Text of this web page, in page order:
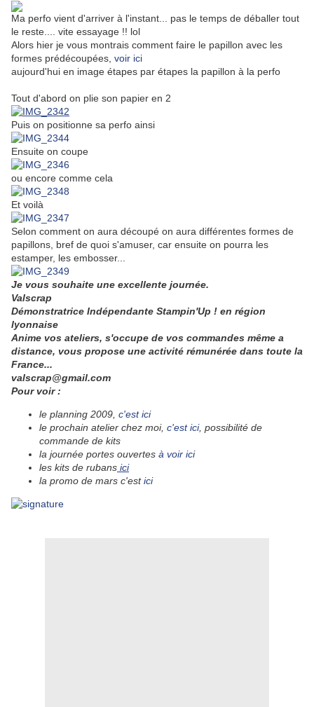
Ma perfo vient d'arriver à l'instant... pas le temps de déballer tout
le reste.... vite essayage !! lol
Alors hier je vous montrais comment faire le papillon avec les
formes prédécoupées, voir ici
aujourd'hui en image étapes par étapes la papillon à la perfo
Tout d'abord on plie son papier en 2
Puis on positionne sa perfo ainsi
Ensuite on coupe
ou encore comme cela
Et voilà
Selon comment on aura découpé on aura différentes formes de
papillons, bref de quoi s'amuser, car ensuite on pourra les
estamper, les embosser...
Je vous souhaite une excellente journée.
Valscrap
Démonstratrice Indépendante Stampin'Up ! en région
lyonnaise
Anime vos ateliers, s'occupe de vos commandes même a
distance, vous propose une activité rémunérée dans toute la
France...
valscrap@gmail.com
Pour voir :
le planning 2009, c'est ici
le prochain atelier chez moi, c'est ici, possibilité de
commande de kits
la journée portes ouvertes à voir ici
les kits de rubans ici
la promo de mars c'estici